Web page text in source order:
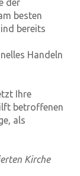
der
besten
bereits
Handeln
Ihre
betroffenen
als
Kirche